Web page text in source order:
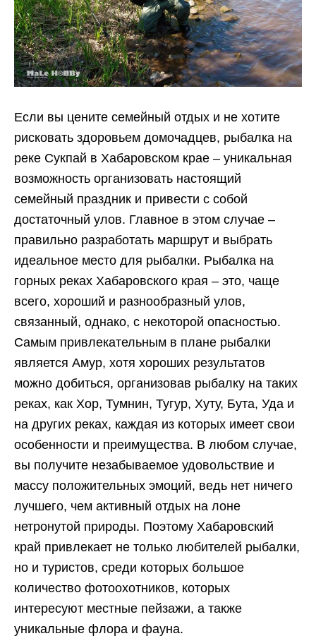
Если вы цените семейный отдых и не хотите
рисковать здоровьем домочадцев, рыбалка на
реке Сукпай в Хабаровском крае – уникальная
возможность организовать настоящий
семейный праздник и привести с собой
достаточный улов. Главное в этом случае –
правильно разработать маршрут и выбрать
идеальное место для рыбалки. Рыбалка на
горных реках Хабаровского края – это, чаще
всего, хороший и разнообразный улов,
связанный, однако, с некоторой опасностью.
Самым привлекательным в плане рыбалки
является Амур, хотя хороших результатов
можно добиться, организовав рыбалку на таких
реках, как Хор, Тумнин, Тугур, Хуту, Бута, Уда и
на других реках, каждая из которых имеет свои
особенности и преимущества. В любом случае,
вы получите незабываемое удовольствие и
массу положительных эмоций, ведь нет ничего
лучшего, чем активный отдых на лоне
нетронутой природы. Поэтому Хабаровский
край привлекает не только любителей рыбалки,
но и туристов, среди которых большое
количество фотоохотников, которых
интересуют местные пейзажи, а также
уникальные флора и фауна.